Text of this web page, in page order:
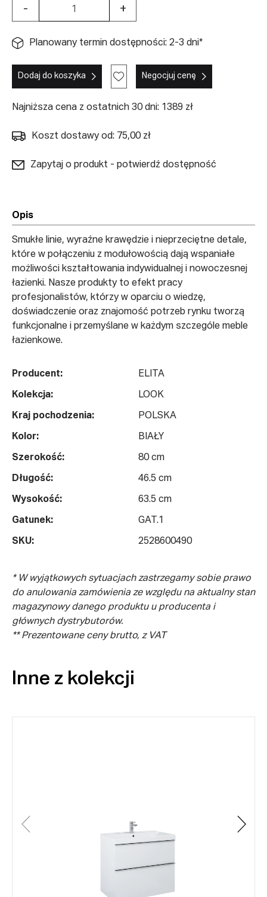
- +
Planowany termin dostępności: 2-3 dni*
Dodaj do koszyka Negocjuj cenę
Najniższa cena z ostatnich 30 dni: 1389 zł
Koszt dostawy od: 75,00 zł
Zapytaj o produkt - potwierdź dostępność
Opis
Smukłe linie, wyraźne krawędzie i nieprzeciętne detale,
które w połączeniu z modułowością dają wspaniałe
możliwości kształtowania indywidualnej i nowoczesnej
łazienki. Nasze produkty to efekt pracy
profesjonalistów, którzy w oparciu o wiedzę,
doświadczenie oraz znajomość potrzeb rynku tworzą
funkcjonalne i przemyślane w każdym szczególe meble
łazienkowe.
Producent: ELITA
Kolekcja: LOOK
Kraj pochodzenia: POLSKA
Kolor: BIAŁY
Szerokość: 80 cm
Długość: 46.5 cm
Wysokość: 63.5 cm
Gatunek: GAT.1
SKU: 2528600490
* W wyjątkowych sytuacjach zastrzegamy sobie prawo
do anulowania zamówienia ze względu na aktualny stan
magazynowy danego produktu u producenta i
głównych dystrybutorów.
** Prezentowane ceny brutto, z VAT
Inne z kolekcji